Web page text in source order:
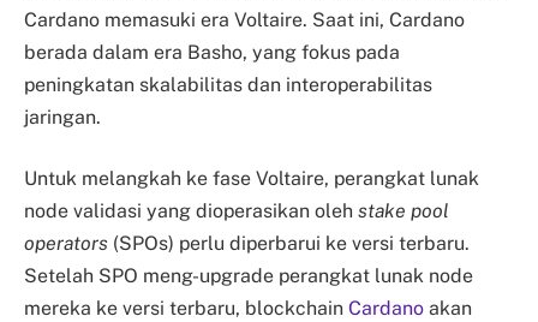
Cardano memasuki era Voltaire. Saat ini, Cardano
berada dalam era Basho, yang fokus pada
peningkatan skalabilitas dan interoperabilitas
jaringan.
Untuk melangkah ke fase Voltaire, perangkat lunak
node validasi yang dioperasikan oleh stake pool
operators (SPOs) perlu diperbarui ke versi terbaru.
Setelah SPO meng-upgrade perangkat lunak node
mereka ke versi terbaru, blockchain Cardano akan